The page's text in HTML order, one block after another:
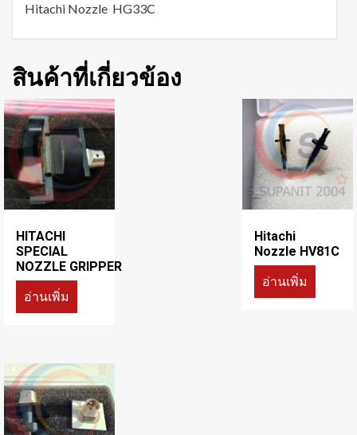
Hitachi Nozzle HG33C
สินค้าที่เกี่ยวข้อง
HITACHI
SPECIAL
NOZZLE GRIPPER
อ่านเพิ่ม
Hitachi
Nozzle HV81C
อ่านเพิ่ม